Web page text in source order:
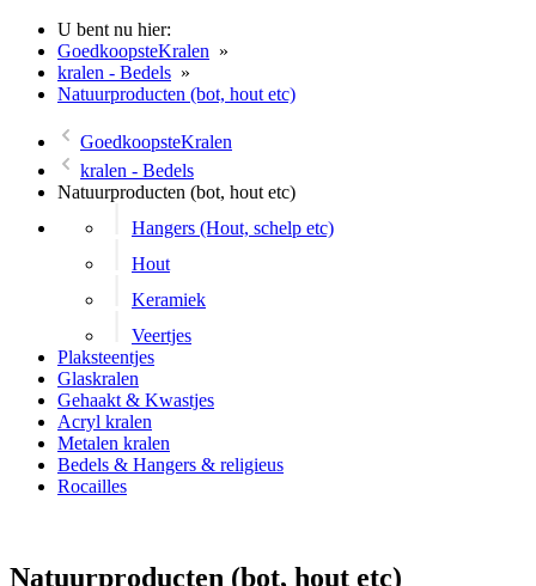
U bent nu hier:
GoedkoopsteKralen »
kralen - Bedels »
Natuurproducten (bot, hout etc)
GoedkoopsteKralen
kralen - Bedels
Natuurproducten (bot, hout etc)
Hangers (Hout, schelp etc)
Hout
Keramiek
Veertjes
Plaksteentjes
Glaskralen
Gehaakt & Kwastjes
Acryl kralen
Metalen kralen
Bedels & Hangers & religieus
Rocailles
Natuurproducten (bot, hout etc)